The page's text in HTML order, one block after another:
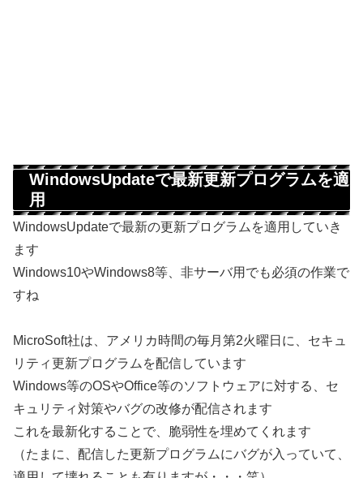
WindowsUpdateで最新更新プログラムを適
用
WindowsUpdateで最新の更新プログラムを適用していき
ます
Windows10やWindows8等、非サーバ用でも必須の作業で
すね
MicroSoft社は、アメリカ時間の毎月第2火曜日に、セキュ
リティ更新プログラムを配信しています
Windows等のOSやOffice等のソフトウェアに対する、セ
キュリティ対策やバグの改修が配信されます
これを最新化することで、脆弱性を埋めてくれます
（たまに、配信した更新プログラムにバグが入っていて、